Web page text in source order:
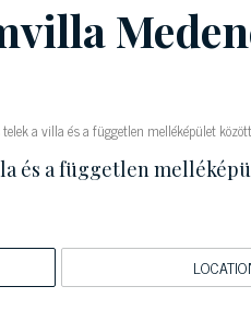
a villa és a független melléképület
és a független